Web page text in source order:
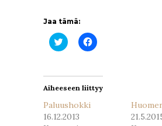
Jaa tämä:
Jaa
Twitterissä(Avautuu
Jaa
Aiheeseen liittyy
Paluushokki
16.12.2013